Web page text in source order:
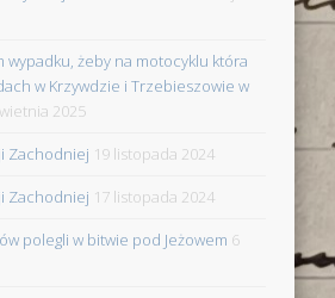
wypadku, żeby na motocyklu która
w Krzywdzie i Trzebieszowie w
2025
Zachodniej 19 listopada 2024
Zachodniej 17 listopada 2024
polegli w bitwie pod Jeżowem 6